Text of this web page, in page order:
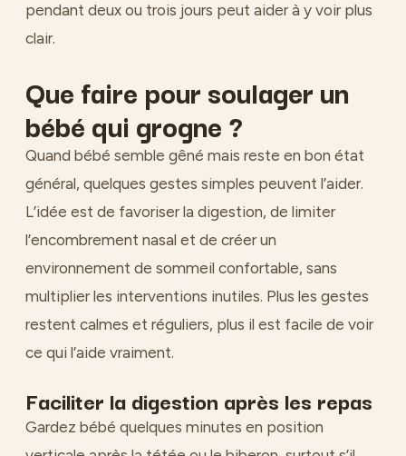
pendant deux ou trois jours peut aider à y voir plus
clair.
Que faire pour soulager un
bébé qui grogne ?
Quand bébé semble gêné mais reste en bon état
général, quelques gestes simples peuvent l’aider.
L’idée est de favoriser la digestion, de limiter
l’encombrement nasal et de créer un
environnement de sommeil confortable, sans
multiplier les interventions inutiles. Plus les gestes
restent calmes et réguliers, plus il est facile de voir
ce qui l’aide vraiment.
Faciliter la digestion après les repas
Gardez bébé quelques minutes en position